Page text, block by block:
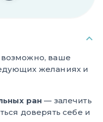
ваше
желаниях и
ран — залечить
доверять себе и